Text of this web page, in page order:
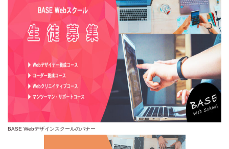
BASE Webデザインスクールのバナー